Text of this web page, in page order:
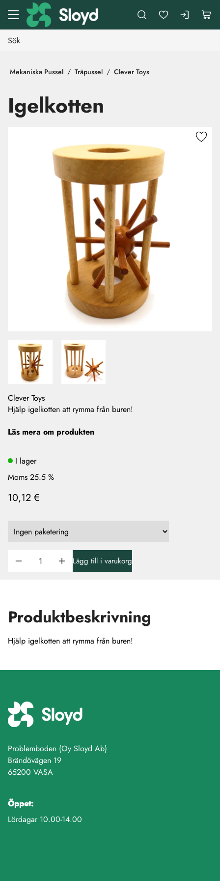
Gå till huvudinnehåll
Mekaniska Pussel Träpussel Clever Toys
Igelkotten
Clever Toys
Hjälp igelkotten att rymma från buren!
Läs mera om produkten
I lager
Moms 25.5 %
10,12 €
Lägg till i varukorg
Produktbeskrivning
Hjälp igelkotten att rymma från buren!
Problemboden (Oy Sloyd Ab)
Brändövägen 19
65200 VASA
Öppet:
Lördagar 10.00-14.00